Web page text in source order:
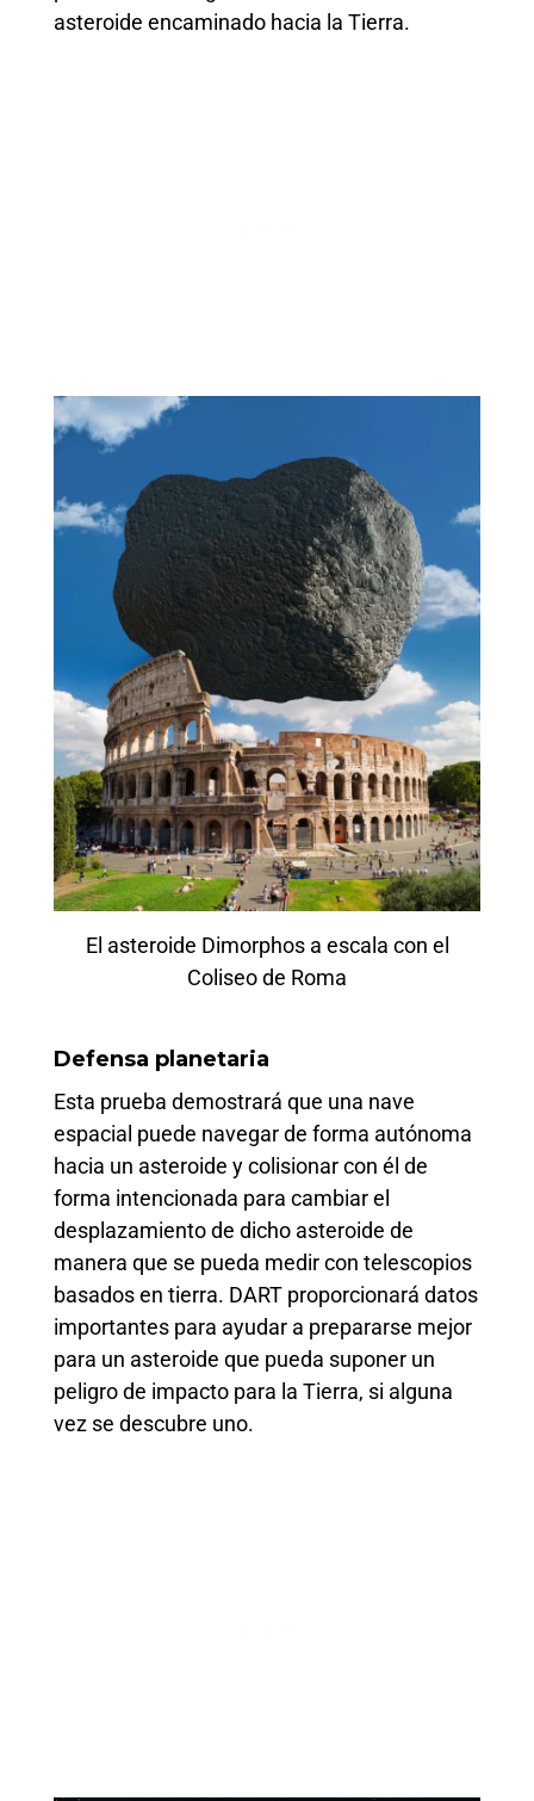
asteroide encaminado hacia la Tierra.
El asteroide Dimorphos a escala con el
Coliseo de Roma
Defensa planetaria
Esta prueba demostrará que una nave
espacial puede navegar de forma autónoma
hacia un asteroide y colisionar con él de
forma intencionada para cambiar el
desplazamiento de dicho asteroide de
manera que se pueda medir con telescopios
basados en tierra. DART proporcionará datos
importantes para ayudar a prepararse mejor
para un asteroide que pueda suponer un
peligro de impacto para la Tierra, si alguna
vez se descubre uno.